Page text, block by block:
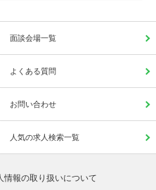
面談会場一覧
よくある質問
お問い合わせ
人気の求人検索一覧
情報の取り扱いについて